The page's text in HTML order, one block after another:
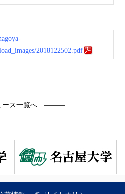
2018122502.pdf
ース一覧へ ―――